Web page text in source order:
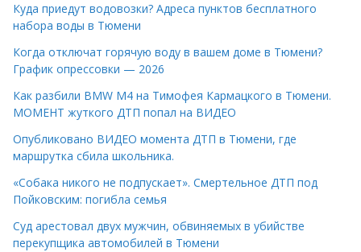
Куда приедут водовозки? Адреса пунктов бесплатного
набора воды в Тюмени
Когда отключат горячую воду в вашем доме в Тюмени?
График опрессовки — 2026
Как разбили BMW M4 на Тимофея Кармацкого в Тюмени.
МОМЕНТ жуткого ДТП попал на ВИДЕО
Опубликовано ВИДЕО момента ДТП в Тюмени, где
маршрутка сбила школьника.
«Собака никого не подпускает». Смертельное ДТП под
Пойковским: погибла семья
Суд арестовал двух мужчин, обвиняемых в убийстве
перекупщика автомобилей в Тюмени